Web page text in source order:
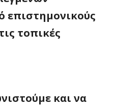
τοπικές
και να